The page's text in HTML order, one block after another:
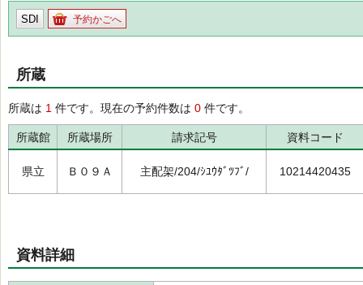
SDI 予約かごへ
所蔵
所蔵は 1 件です。現在の予約件数は 0 件です。
所蔵館 所蔵場所 請求記号 資料コード
県立 Ｂ０９Ａ 主配架/204/ｼﾕｳﾀﾞﾂﾌﾞ/ 10214420435
資料詳細